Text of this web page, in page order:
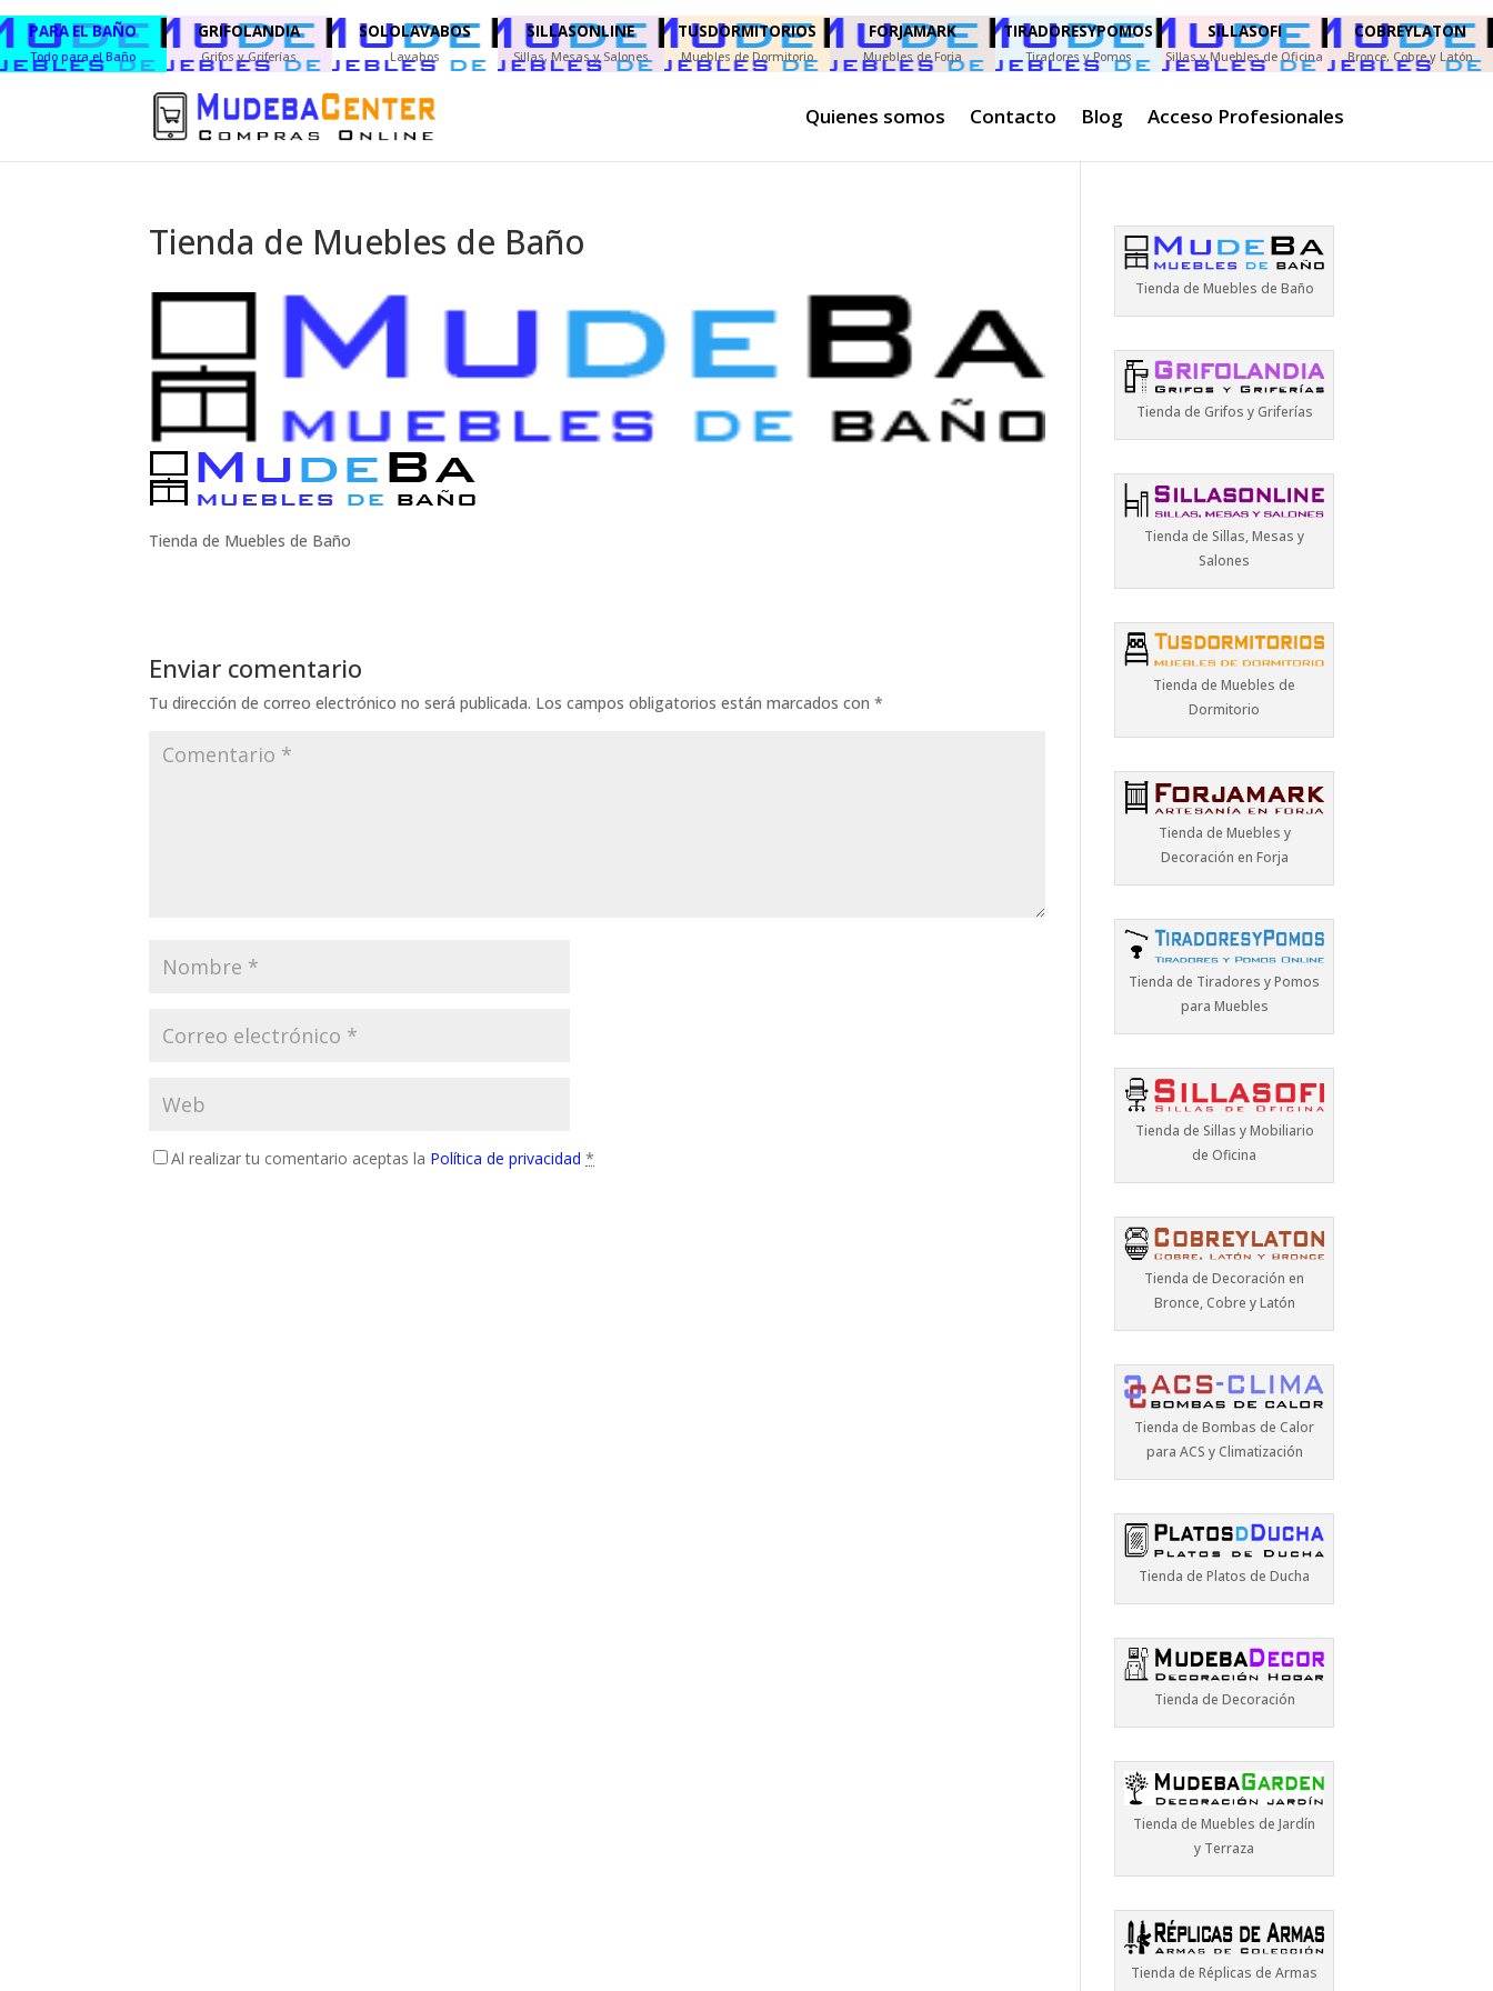
PARA EL BAÑO
Todo para el Baño
GRIFOLANDIA
Grifos y Griferías
SOLOLAVABOS
Lavabos
SILLASONLINE
Sillas, Mesas y Salones
TUSDORMITORIOS
Muebles de Dormitorio
FORJAMARK
Muebles de Forja
TIRADORESYPOMOS
Tiradores y Pomos
SILLASOFI
Sillas y Muebles de Oficina
COBREYLATON
Bronce, Cobre y Latón
Quienes somos Contacto Blog Acceso Profesionales
Tienda de Muebles de Baño
Tienda de Muebles de Baño
Enviar comentario
Tu dirección de correo electrónico no será publicada. Los campos obligatorios están marcados con*
Al realizar tu comentario aceptas la Política de privacidad *
Tienda de Muebles de Baño
Tienda de Grifos y Griferías
Tienda de Sillas, Mesas y
Salones
Tienda de Muebles de
Dormitorio
Tienda de Muebles y
Decoración en Forja
Tienda de Tiradores y Pomos
para Muebles
Tienda de Sillas y Mobiliario
de Oficina
Tienda de Decoración en
Bronce, Cobre y Latón
Tienda de Bombas de Calor
para ACS y Climatización
Tienda de Platos de Ducha
Tienda de Decoración
Tienda de Muebles de Jardín
y Terraza
Tienda de Réplicas de Armas